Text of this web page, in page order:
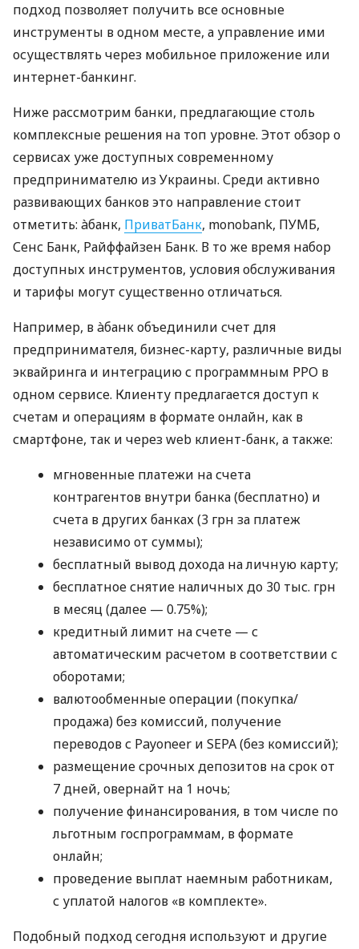
подход позволяет получить все основные
инструменты в одном месте, а управление ими
осуществлять через мобильное приложение или
интернет-банкинг.
Ниже рассмотрим банки, предлагающие столь
комплексные решения на топ уровне. Этот обзор о
сервисах уже доступных современному
предпринимателю из Украины. Среди активно
развивающих банков это направление стоит
отметить: àбанк, ПриватБанк, monobank, ПУМБ,
Сенс Банк, Райффайзен Банк. В то же время набор
доступных инструментов, условия обслуживания
и тарифы могут существенно отличаться.
Например, в àбанк объединили счет для
предпринимателя, бизнес-карту, различные виды
эквайринга и интеграцию с программным РРО в
одном сервисе. Клиенту предлагается доступ к
счетам и операциям в формате онлайн, как в
смартфоне, так и через web клиент-банк, а также:
мгновенные платежи на счета
контрагентов внутри банка (бесплатно) и
счета в других банках (3 грн за платеж
независимо от суммы);
бесплатный вывод дохода на личную карту;
бесплатное снятие наличных до 30 тыс. грн
в месяц (далее — 0.75%);
кредитный лимит на счете — с
автоматическим расчетом в соответствии с
оборотами;
валютообменные операции (покупка/
продажа) без комиссий, получение
переводов с Payoneer и SEPA (без комиссий);
размещение срочных депозитов на срок от
7 дней, овернайт на 1 ночь;
получение финансирования, в том числе по
льготным госпрограммам, в формате
онлайн;
проведение выплат наемным работникам,
с уплатой налогов «в комплекте».
Подобный подход сегодня используют и другие